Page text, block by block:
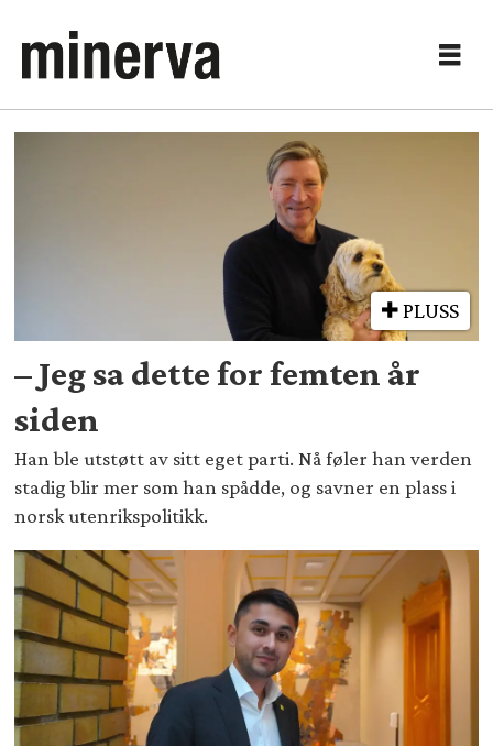
Tag:
bistandspolitikk
PLUSS
– Jeg sa dette for femten år
siden
Han ble utstøtt av sitt eget parti. Nå føler han verden
stadig blir mer som han spådde, og savner en plass i
norsk utenrikspolitikk.